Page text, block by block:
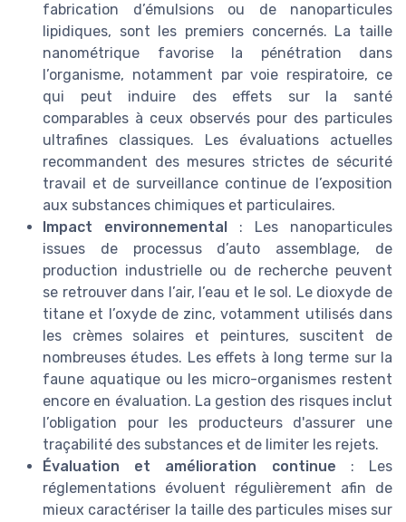
fabrication d’émulsions ou de nanoparticules
lipidiques, sont les premiers concernés. La taille
nanométrique favorise la pénétration dans
l’organisme, notamment par voie respiratoire, ce
qui peut induire des effets sur la santé
comparables à ceux observés pour des particules
ultrafines classiques. Les évaluations actuelles
recommandent des mesures strictes de sécurité
travail et de surveillance continue de l’exposition
aux substances chimiques et particulaires.
Impact environnemental : Les nanoparticules
issues de processus d’auto assemblage, de
production industrielle ou de recherche peuvent
se retrouver dans l’air, l’eau et le sol. Le dioxyde de
titane et l’oxyde de zinc, votamment utilisés dans
les crèmes solaires et peintures, suscitent de
nombreuses études. Les effets à long terme sur la
faune aquatique ou les micro-organismes restent
encore en évaluation. La gestion des risques inclut
l’obligation pour les producteurs d'assurer une
traçabilité des substances et de limiter les rejets.
Évaluation et amélioration continue : Les
réglementations évoluent régulièrement afin de
mieux caractériser la taille des particules mises sur